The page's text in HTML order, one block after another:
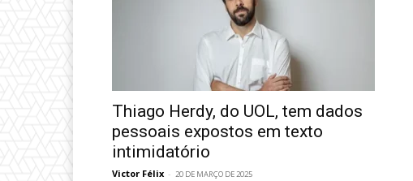
Thiago Herdy, do UOL, tem dados
pessoais expostos em texto
intimidatório
Victor Félix - 20 DE MARÇO DE 2025